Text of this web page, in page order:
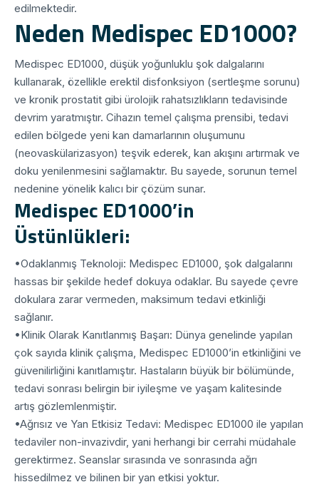
edilmektedir.
Neden Medispec ED1000?
Medispec ED1000, düşük yoğunluklu şok dalgalarını
kullanarak, özellikle erektil disfonksiyon (sertleşme sorunu)
ve kronik prostatit gibi ürolojik rahatsızlıkların tedavisinde
devrim yaratmıştır. Cihazın temel çalışma prensibi, tedavi
edilen bölgede yeni kan damarlarının oluşumunu
(neovaskülarizasyon) teşvik ederek, kan akışını artırmak ve
doku yenilenmesini sağlamaktır. Bu sayede, sorunun temel
nedenine yönelik kalıcı bir çözüm sunar.
Medispec ED1000’in
Üstünlükleri:
•Odaklanmış Teknoloji: Medispec ED1000, şok dalgalarını
hassas bir şekilde hedef dokuya odaklar. Bu sayede çevre
dokulara zarar vermeden, maksimum tedavi etkinliği
sağlanır.
•Klinik Olarak Kanıtlanmış Başarı: Dünya genelinde yapılan
çok sayıda klinik çalışma, Medispec ED1000’in etkinliğini ve
güvenilirliğini kanıtlamıştır. Hastaların büyük bir bölümünde,
tedavi sonrası belirgin bir iyileşme ve yaşam kalitesinde
artış gözlemlenmiştir.
•Ağrısız ve Yan Etkisiz Tedavi: Medispec ED1000 ile yapılan
tedaviler non-invazivdir, yani herhangi bir cerrahi müdahale
gerektirmez. Seanslar sırasında ve sonrasında ağrı
hissedilmez ve bilinen bir yan etkisi yoktur.